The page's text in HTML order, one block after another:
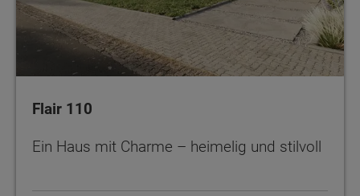
Flair 110
Ein Haus mit Charme – heimelig und stilvoll